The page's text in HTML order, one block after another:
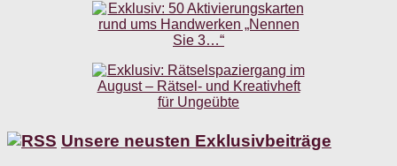
Unsere neusten Exklusivbeiträge